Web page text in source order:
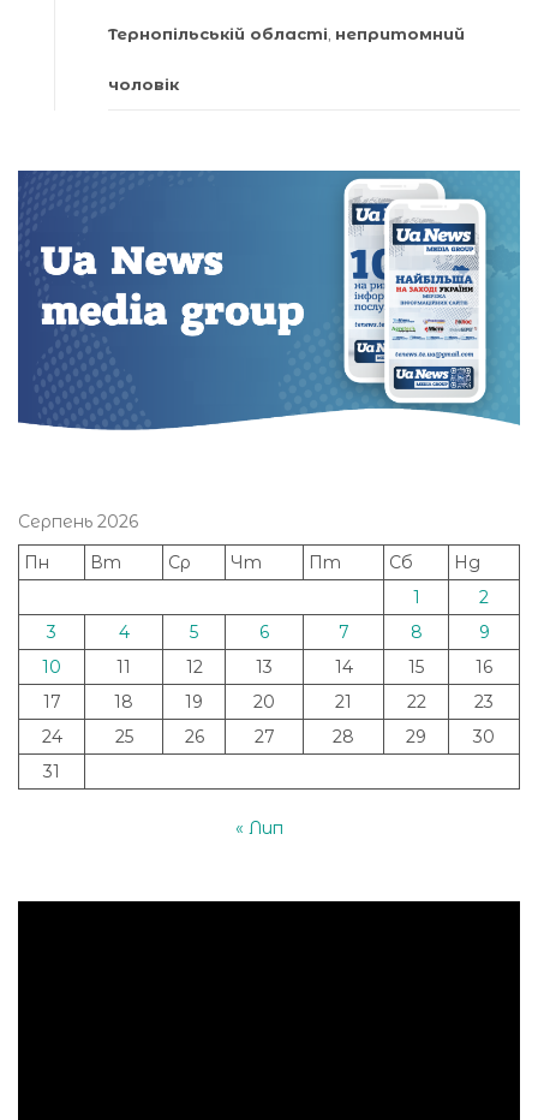
Тернопільській області непритомний
чоловік
Серпень 2026
Пн
Вт Ср Чт Пт Сб
Нд
1
2
3
4 5 6 7 8
9
10
11 12 13 14 15
16
17
18 19 20 21 22
23
24
25 26 27 28 29
30
31
« Лип